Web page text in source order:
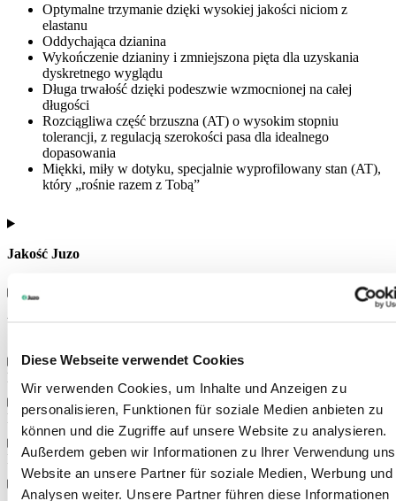
Diese Webseite verwendet Cookies
Wir verwenden Cookies, um Inhalte und Anzeigen zu
personalisieren, Funktionen für soziale Medien anbieten zu
können und die Zugriffe auf unsere Website zu analysieren.
Außerdem geben wir Informationen zu Ihrer Verwendung
Website an unsere Partner für soziale Medien, Werbung und
Analysen weiter. Unsere Partner führen diese Informationen
Optymalne trzymanie dzięki wysokiej jakości niciom z
elastanu
Oddychająca dzianina
Wykończenie dzianiny i zmniejszona pięta dla uzyskania
dyskretnego wyglądu
Długa trwałość dzięki podeszwie wzmocnionej na całej
długości
Rozciągliwa część brzuszna (AT) o wysokim stopniu
tolerancji, z regulacją szerokości pasa dla idealnego
dopasowania
Miękki, miły w dotyku, specjalnie wyprofilowany stan (AT),
który „rośnie razem z Tobą”
Jakość Juzo
Wersje wykonania i warianty
Kolory
Rozmiary
Instrukcja obsługi